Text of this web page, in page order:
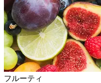
フルーティ